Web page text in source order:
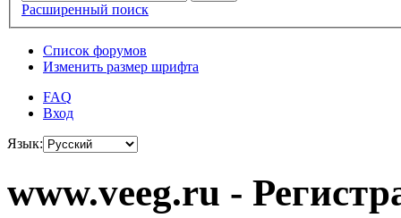
Расширенный поиск
Список форумов
Изменить размер шрифта
FAQ
Вход
Язык:
www.veeg.ru -